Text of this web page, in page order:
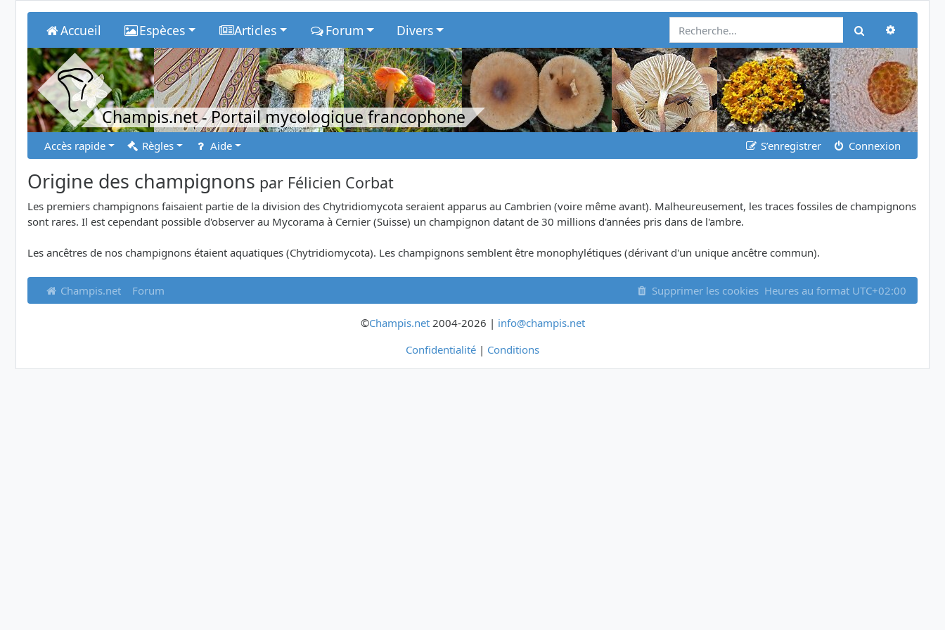
Accueil Espèces Articles Forum Divers Rechercher
Champis.net- Portail mycologique francophone
Accès rapide Règles Aide S’enregistrer Connexion
Origine des champignons par Félicien Corbat
Les premiers champignons faisaient partie de la division des Chytridiomycota seraient apparus au Cambrien (voire même avant). Malheureusement, les traces fossiles de champignons
sont rares. Il est cependant possible d'observer au Mycorama à Cernier (Suisse) un champignon datant de 30 millions d'années pris dans de l'ambre.
Les ancêtres de nos champignons étaient aquatiques (Chytridiomycota). Les champignons semblent être monophylétiques (dérivant d'un unique ancêtre commun).
Champis.net Forum Supprimer les cookies Heures au format UTC+02:00
©Champis.net2004-2026 | info@champis.net
Confidentialité | Conditions